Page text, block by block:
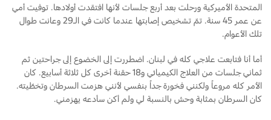
أجزاء
قطع غيار فورد الأصلية
موتوركرافت
قطع مقلدة
المتحدة الأميركية ورحلت بعد أربع جلسات لأنها افتقدت أولادها. توفيت أمي
عن عمر 45 سنة. تمّ تشخيص إصابتها عندما كانت في الـ29 وعانت طوال
تلك الأعوام.
أما أنا فتابعت علاجي كله في لبنان. اضطررت إلى الخضوع إلى جراحتين ثم
ثماني جلسات من العلاج الكيميائي و18 حقنة أخرى كل ثلاثة أسابيع. كان
الأمر كله مروعاً ولكنني فخورة جداً بنفسي لأنني هزمت السرطان وتخطّيته.
كان السرطان بمثابة وحش بالنسبة لي ولم أكن سأدعه يهزمني.